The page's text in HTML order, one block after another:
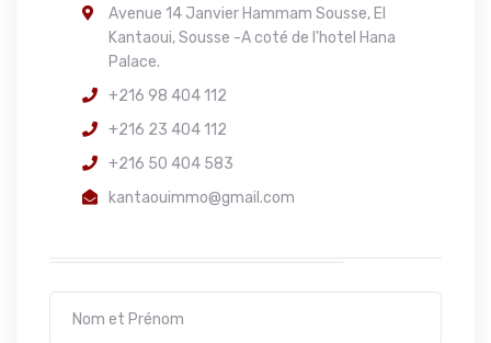
Avenue 14 Janvier Hammam Sousse, El
Kantaoui, Sousse -A coté de l'hotel Hana
Palace.
+216 98 404 112
+216 23 404 112
+216 50 404 583
kantaouimmo@gmail.com